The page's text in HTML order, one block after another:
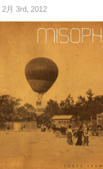
月 3rd, 2012